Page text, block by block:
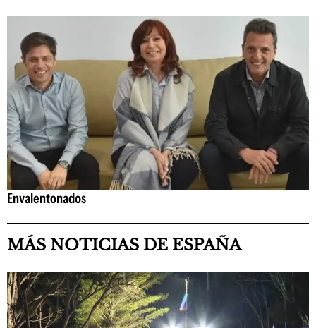
Envalentonados
MÁS NOTICIAS DE ESPAÑA